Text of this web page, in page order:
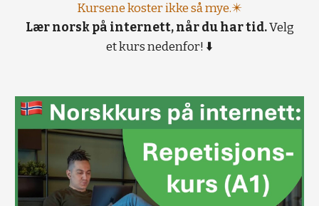
Kursene koster ikke så mye.✴️
Lær norsk på internett, når du har tid.Velg
et kurs nedenfor! ⬇️